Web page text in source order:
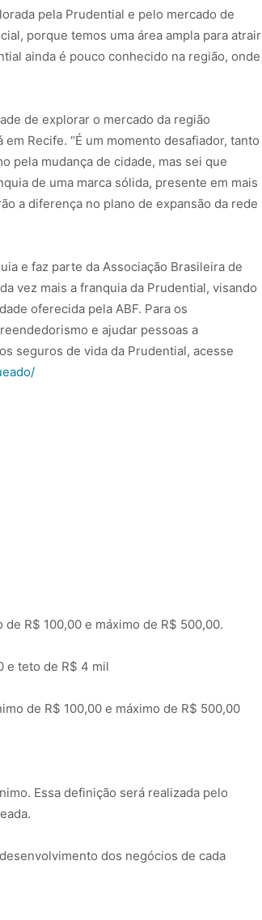
pela Prudential e pelo mercado de
porque temos uma área ampla para atrair
ainda é pouco conhecido na região, onde
de explorar o mercado da região
Recife. “É um momento desafiador, tanto
pela mudança de cidade, mas sei que
de uma marca sólida, presente em mais
a diferença no plano de expansão da rede
e faz parte da Associação Brasileira de
vez mais a franquia da Prudential, visando
oferecida pela ABF. Para os
e ajudar pessoas a
seguros de vida da Prudential, acesse
R$ 100,00 e máximo de R$ 500,00.
e teto de R$ 4 mil
de R$ 100,00 e máximo de R$ 500,00
Essa definição será realizada pelo
dos negócios de cada